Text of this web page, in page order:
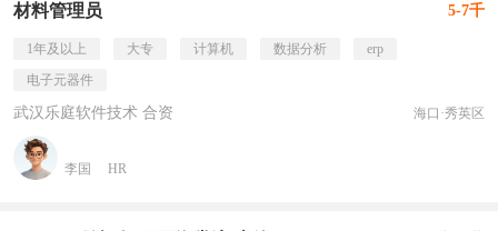
材料管理员 5-7千
1年及以上 大专 计算机 数据分析
erp
电子元器件
武汉乐庭软件技术 合资 海口·秀英区
李国 HR